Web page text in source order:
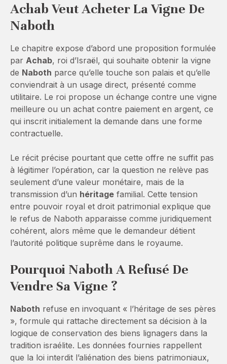
Achab Veut Acheter La Vigne De
Naboth
Le chapitre expose d’abord une proposition formulée
par Achab, roi d’Israël, qui souhaite obtenir la vigne
de Naboth parce qu’elle touche son palais et qu’elle
conviendrait à un usage direct, présenté comme
utilitaire. Le roi propose un échange contre une vigne
meilleure ou un achat contre paiement en argent, ce
qui inscrit initialement la demande dans une forme
contractuelle.
Le récit précise pourtant que cette offre ne suffit pas
à légitimer l’opération, car la question ne relève pas
seulement d’une valeur monétaire, mais de la
transmission d’un héritage familial. Cette tension
entre pouvoir royal et droit patrimonial explique que
le refus de Naboth apparaisse comme juridiquement
cohérent, alors même que le demandeur détient
l’autorité politique suprême dans le royaume.
Pourquoi Naboth A Refusé De
Vendre Sa Vigne ?
Naboth refuse en invoquant « l’héritage de ses pères
», formule qui rattache directement sa décision à la
logique de conservation des biens lignagers dans la
tradition israélite. Les données fournies rappellent
que la loi interdit l’aliénation des biens patrimoniaux,